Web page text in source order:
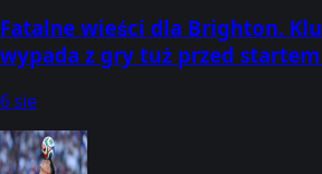
Fatalne wieści dla Brighton.
wypada z gry tuż przed startem
6 sie